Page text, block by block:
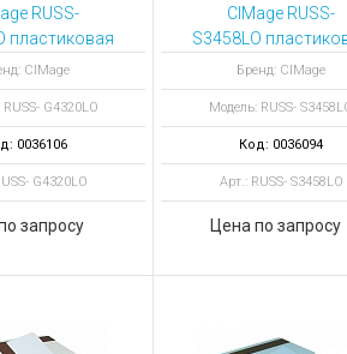
для ноутбуков
для ноутбуков
RUSS-
пластиковая
с магнитной
CIMage
G4320LO
0036106
G4320LO
запросу
CIMage RUSS-
S3458LO
карта с магнитной
полосой
Бренд: CIMage
Модель: RUSS-
Код: 0036094
Арт.: RUSS- S3458LO
Цена по запросу